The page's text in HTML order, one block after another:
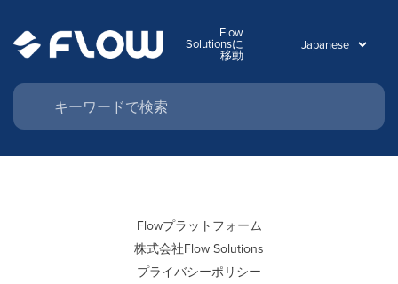
Flow
Solutionsに
移動
Flowプラットフォーム
株式会社Flow Solutions
プライバシーポリシー